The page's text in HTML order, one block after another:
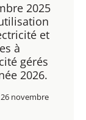
2025
et
à
gérés
2026.
novembre